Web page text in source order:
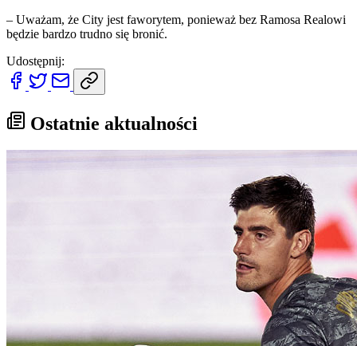
– Uważam, że City jest faworytem, ponieważ bez Ramosa Realowi
będzie bardzo trudno się bronić.
Udostępnij:
Ostatnie aktualności